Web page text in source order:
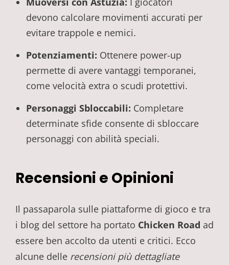
devono calcolare movimenti accurati per
evitare trappole e nemici.
Potenziamenti: Ottenere power-up
permette di avere vantaggi temporanei,
come velocità extra o scudi protettivi.
Personaggi Sbloccabili: Completare
determinate sfide consente di sbloccare
personaggi con abilità speciali.
Recensioni e Opinioni
Il passaparola sulle piattaforme di gioco e tra
i blog del settore ha portato Chicken Road ad
essere ben accolto da utenti e critici. Ecco
alcune delle recensioni più dettagliate